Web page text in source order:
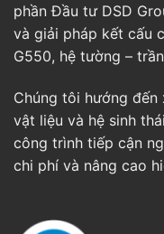
phần Đầu tư DSD
và giải pháp kết cấu
G550, hệ tường –
Chúng tôi hướng
vật liệu và hệ sinh
công trình tiếp cận
chi phí và nâng cao